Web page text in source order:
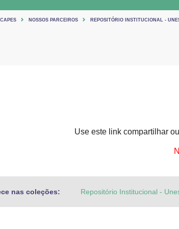
NOSSOS PARCEIROS REPOSITÓRIO INSTITUCIONAL -
Use este link compartilhar
nas coleções: Repositório Institucional -